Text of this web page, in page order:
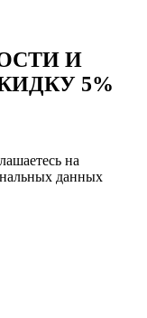
И
5%
на
данных